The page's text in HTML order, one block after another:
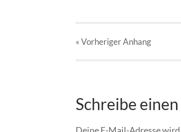
« VorherigerAnhang
Schreibe